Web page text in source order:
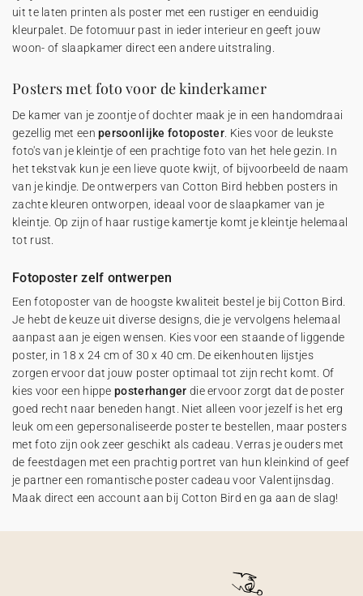
uit te laten printen als poster met een rustiger en eenduidig
kleurpalet. De fotomuur past in ieder interieur en geeft jouw
woon- of slaapkamer direct een andere uitstraling.
Posters met foto voor de kinderkamer
De kamer van je zoontje of dochter maak je in een handomdraai
gezellig met eenpersoonlijke fotoposter . Kies voor de leukste
foto's van je kleintje of een prachtige foto van het hele gezin. In
het tekstvak kun je een lieve quote kwijt, of bijvoorbeeld de naam
van je kindje. De ontwerpers van Cotton Bird hebben posters in
zachte kleuren ontworpen, ideaal voor de slaapkamer van je
kleintje. Op zijn of haar rustige kamertje komt je kleintje helemaal
tot rust.
Fotoposter zelf ontwerpen
Een fotoposter van de hoogste kwaliteit bestel je bij Cotton Bird.
Je hebt de keuze uit diverse designs, die je vervolgens helemaal
aanpast aan je eigen wensen. Kies voor een staande of liggende
poster, in 18 x 24 cm of 30 x 40 cm. De eikenhouten lijstjes
zorgen ervoor dat jouw poster optimaal tot zijn recht komt. Of
kies voor een hippeposterhanger die ervoor zorgt dat de poster
goed recht naar beneden hangt. Niet alleen voor jezelf is het erg
leuk om een gepersonaliseerde poster te bestellen, maar posters
met foto zijn ook zeer geschikt als cadeau. Verras je ouders met
de feestdagen met een prachtig portret van hun kleinkind of geef
je partner een romantische poster cadeau voor Valentijnsdag.
Maak direct een account aan bij Cotton Bird en ga aan de slag!